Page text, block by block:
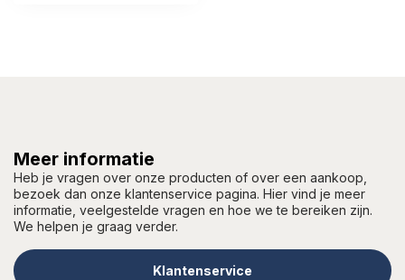
Meer informatie
Heb je vragen over onze producten of over een aankoop,
bezoek dan onze klantenservice pagina. Hier vind je meer
informatie, veelgestelde vragen en hoe we te bereiken zijn.
We helpen je graag verder.
Klantenservice